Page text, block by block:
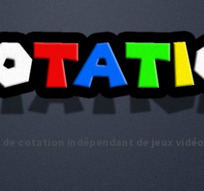
cotation indépendant de jeux vidéo